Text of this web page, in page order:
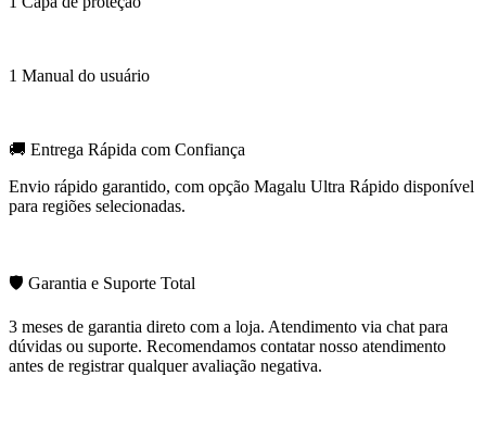
1 Manual do usuário
🚚 Entrega Rápida com Confiança
Envio rápido garantido, com opção Magalu Ultra Rápido disponível
para regiões selecionadas.
🛡️ Garantia e Suporte Total
3 meses de garantia direto com a loja. Atendimento via chat para
dúvidas ou suporte. Recomendamos contatar nosso atendimento
antes de registrar qualquer avaliação negativa.